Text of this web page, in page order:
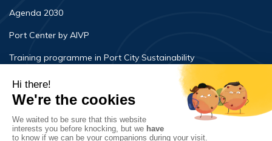
Agenda 2030
Port Center by AIVP
Training programme in Port City Sustainability
Newsroom
Events